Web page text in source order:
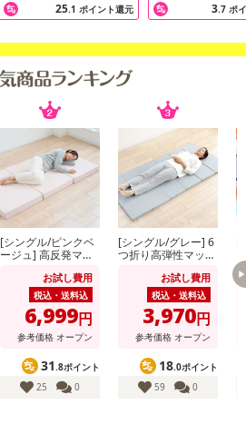
25.1 ポイント還元 3.7 ポ
[シングル/ピンクベ
ージュ] 高反発マッ
チ 130N (カバー付)
※日本製
お試し費用
税込・送料込
6,999円
参考価格 オープン
31 .8ポイント
25
0
[シングル/グレー] 6
つ折り高弾性マット
お試し費用
税込・送料込
3,970円
参考価格 オープン
18.0ポイント
59
0